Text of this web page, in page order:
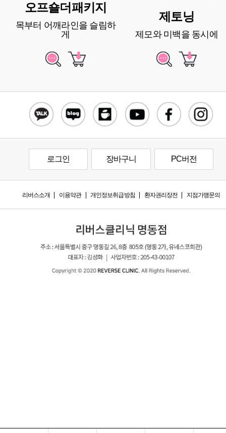
오프숄더패키지
목부터 어깨라인을 슬림하
게
제토닝
제모와 미백을 동시에
로그인 장바구니 PC버전
리버스소개 이용약관 개인정보취급방침 환자권리장전 지점가맹문의